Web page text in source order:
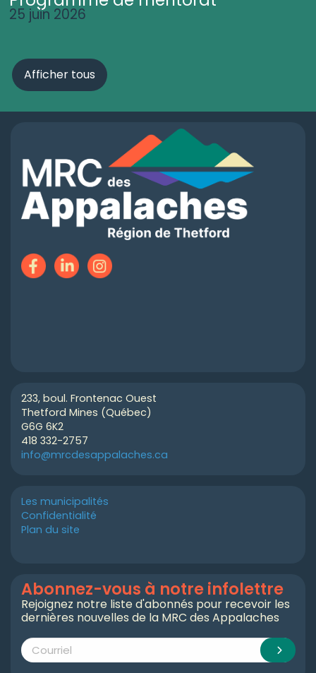
25 juin 2026
Afficher tous
233, boul. Frontenac Ouest
Thetford Mines (Québec)
G6G 6K2
418 332-2757
info@mrcdesappalaches.ca
Les municipalités
Confidentialité
Plan du site
Abonnez-vous à notre infolettre
Rejoignez notre liste d'abonnés pour recevoir les
dernières nouvelles de la MRC des Appalaches